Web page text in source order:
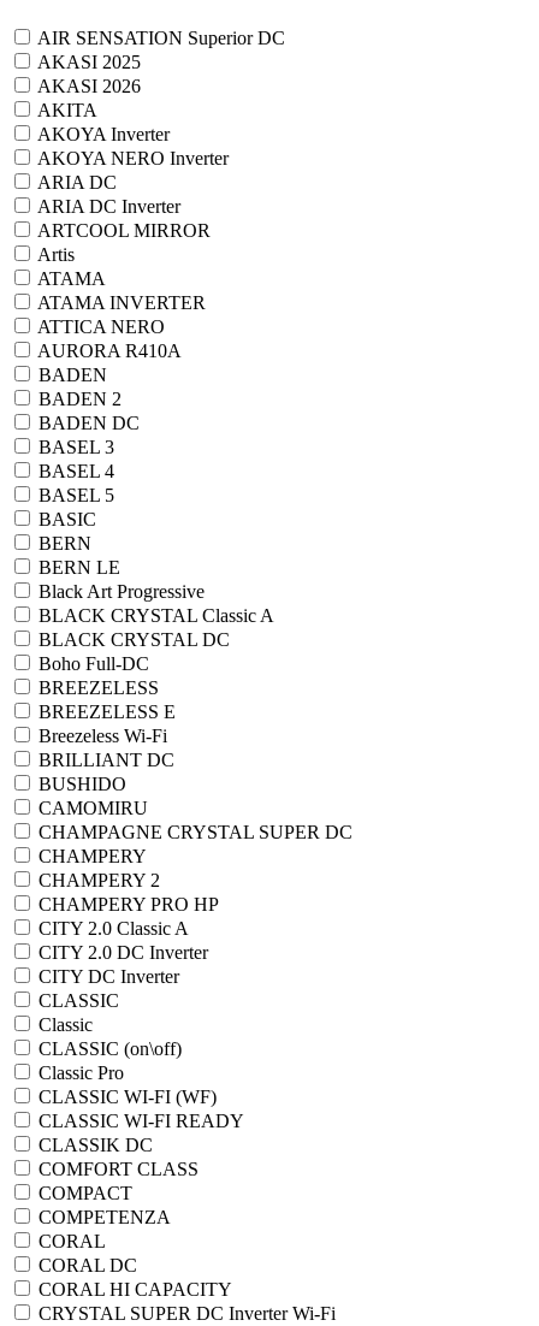
AIR SENSATION Superior DC
AKASI 2025
AKASI 2026
AKITA
AKOYA Inverter
AKOYA NERO Inverter
ARIA DC
ARIA DC Inverter
ARTCOOL MIRROR
Artis
ATAMA
ATAMA INVERTER
ATTICA NERO
AURORA R410A
BADEN
BADEN 2
BADEN DC
BASEL 3
BASEL 4
BASEL 5
BASIC
BERN
BERN LE
Black Art Progressive
BLACK CRYSTAL Classic A
BLACK CRYSTAL DC
Boho Full-DC
BREEZELESS
BREEZELESS E
Breezeless Wi-Fi
BRILLIANT DC
BUSHIDO
CAMOMIRU
CHAMPAGNE CRYSTAL SUPER DC
CHAMPERY
CHAMPERY 2
CHAMPERY PRO HP
CITY 2.0 Classic A
CITY 2.0 DC Inverter
CITY DC Inverter
CLASSIC
Classic
CLASSIC (on\off)
Classic Pro
CLASSIC WI-FI (WF)
CLASSIC WI-FI READY
CLASSIK DC
COMFORT CLASS
COMPACT
COMPETENZA
CORAL
CORAL DC
CORAL HI CAPACITY
CRYSTAL SUPER DC Inverter Wi-Fi